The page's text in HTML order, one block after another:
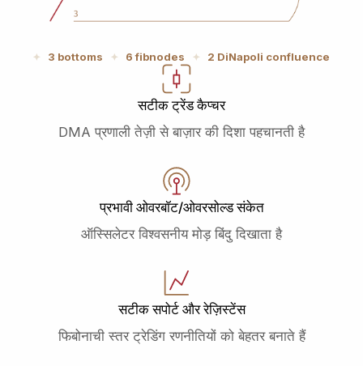
सटीक ट्रेंड कैप्चर
DMA प्रणाली तेज़ी से बाज़ार की दिशा पहचानती है
प्रभावी ओवरबॉट/ओवरसोल्ड संकेत
ऑस्सिलेटर विश्वसनीय मोड़ बिंदु दिखाता है
सटीक सपोर्ट और रेज़िस्टेंस
फिबोनाची स्तर ट्रेडिंग रणनीतियों को बेहतर बनाते हैं
3 bottoms 6 fibnodes 2 DiNapoli confluence